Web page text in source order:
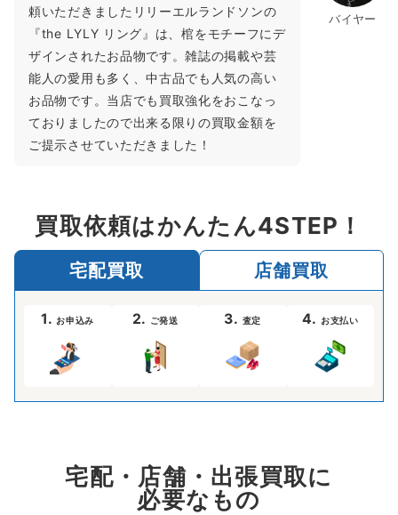
バイヤー
頼いただきましたリリーエルランドソンの
『the LYLY リング』は、棺をモチーフにデ
ザインされたお品物です。雑誌の掲載や芸
能人の愛用も多く、中古品でも人気の高い
お品物です。当店でも買取強化をおこなっ
ておりましたので出来る限りの買取金額を
ご提示させていただきました！
買取依頼はかんたん4STEP！
宅配買取 店舗買取
1.お申込み 2. ご発送 3. 査定 4. お支払い
宅配・店舗・出張買取に
必要なもの